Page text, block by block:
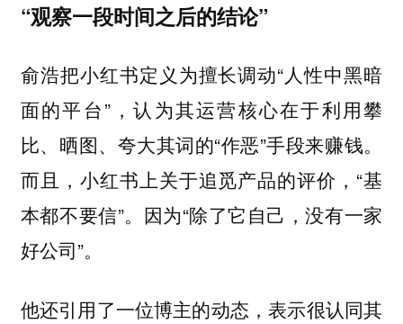
“观察一段时间之后的结论”
俞浩把小红书定义为擅长调动“人性中黑暗
面的平台”，认为其运营核心在于利用攀
比、晒图、夸大其词的“作恶”手段来赚钱。
而且，小红书上关于追觅产品的评价，“基
本都不要信”。因为“除了它自己，没有一家
好公司”。
他还引用了一位博主的动态，表示很认同其